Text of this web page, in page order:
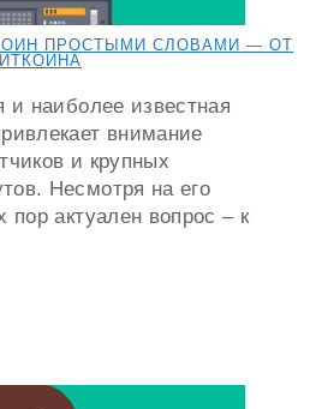
ПРОСТЫМИ СЛОВАМИ — ОТ
и наиболее известная
внимание
и крупных
Несмотря на его
пор актуален вопрос – к